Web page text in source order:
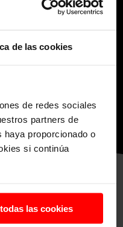
de las cookies
de redes sociales
partners de
proporcionado o
si continúa
las cookies